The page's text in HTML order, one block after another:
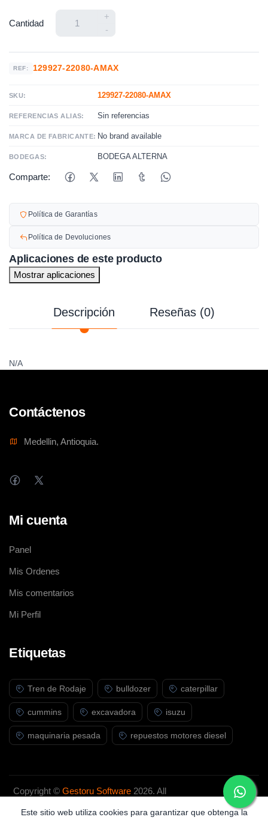
Cantidad
+
-
REF: 129927-22080-AMAX
SKU: 129927-22080-AMAX
REFERENCIAS ALIAS: Sin referencias
MARCA DE FABRICANTE: No brand available
BODEGAS: BODEGA ALTERNA
Comparte:
Política de Garantías
Política de Devoluciones
Aplicaciones de este producto
Mostrar aplicaciones
Descripción Reseñas (0)
N/A
Contáctenos
Medellin, Antioquia.
Mi cuenta
Panel
Mis Ordenes
Mis comentarios
Mi Perfil
Etiquetas
Tren de Rodaje bulldozer caterpillar
cummins excavadora isuzu
maquinaria pesada repuestos motores diesel
Copyright ©Gestoru Software 2026. All
Este sitio web utiliza cookies para garantizar que obtenga la